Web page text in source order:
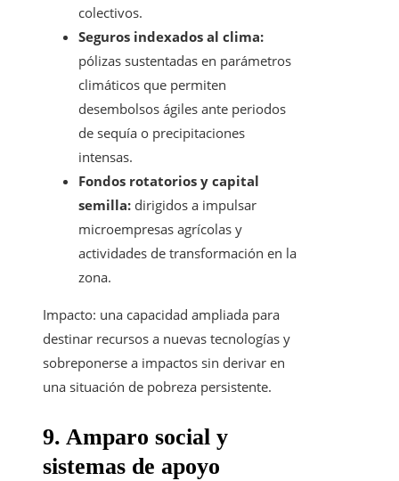
colectivos.
Seguros indexados al clima:
pólizas sustentadas en parámetros
climáticos que permiten
desembolsos ágiles ante periodos
de sequía o precipitaciones
intensas.
Fondos rotatorios y capital
semilla: dirigidos a impulsar
microempresas agrícolas y
actividades de transformación en la
zona.
Impacto: una capacidad ampliada para
destinar recursos a nuevas tecnologías y
sobreponerse a impactos sin derivar en
una situación de pobreza persistente.
9. Amparo social y
sistemas de apoyo